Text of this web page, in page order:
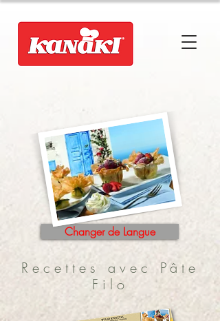
Changer de Langue
Recettes avec Pâte
Filo